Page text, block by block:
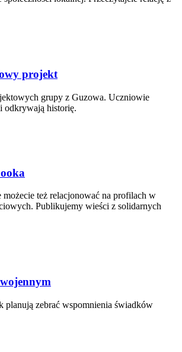
projekt
grupy z Guzowa. Uczniowie
odkrywają historię.
możecie też relacjonować na profilach w
Publikujemy wieści z solidarnych
planują zebrać wspomnienia świadków